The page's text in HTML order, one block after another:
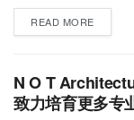
READ MORE
N O T
致力培育更多专